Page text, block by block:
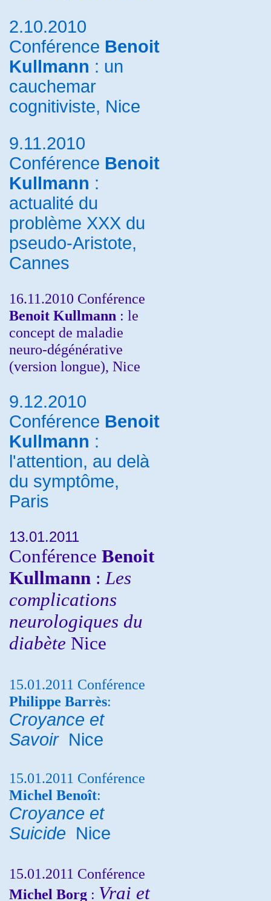
2.10.2010
Conférence Benoit
Kullmann : un
cauchemar
cognitiviste, Nice
9.11.2010
Conférence Benoit
Kullmann :
actualité du
problème XXX du
pseudo-Aristote,
Cannes
16.11.2010 Conférence
Benoit Kullmann : le
concept de maladie
neuro-dégénérative
(version longue), Nice
9.12.2010
Conférence Benoit
Kullmann :
l'attention, au delà
du symptôme,
Paris
13.01.2011
Conférence Benoit
Kullmann : Les
complications
neurologiques du
diabète Nice
15.01.2011 Conférence
Philippe Barrès:
Croyance et
Savoir Nice
15.01.2011 Conférence
Michel Benoît:
Croyance et
Suicide Nice
15.01.2011 Conférence
Michel Borg : Vrai et